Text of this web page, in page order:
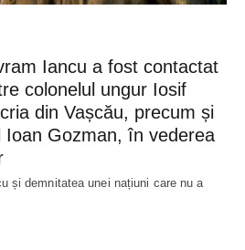
Iancu a fost contactat
colonelul ungur Iosif
din Vașcău, precum și
Ioan Gozman, în vederea
și demnitatea unei națiuni care nu a